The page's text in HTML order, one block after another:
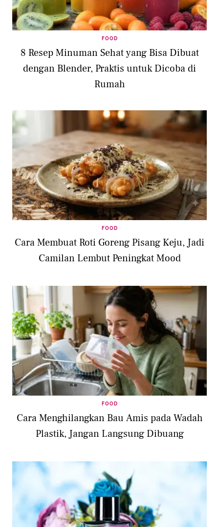
FOOD
8 Resep Minuman Sehat yang Bisa Dibuat
dengan Blender, Praktis untuk Dicoba di
Rumah
FOOD
Cara Membuat Roti Goreng Pisang Keju, Jadi
Camilan Lembut Peningkat Mood
FOOD
Cara Menghilangkan Bau Amis pada Wadah
Plastik, Jangan Langsung Dibuang